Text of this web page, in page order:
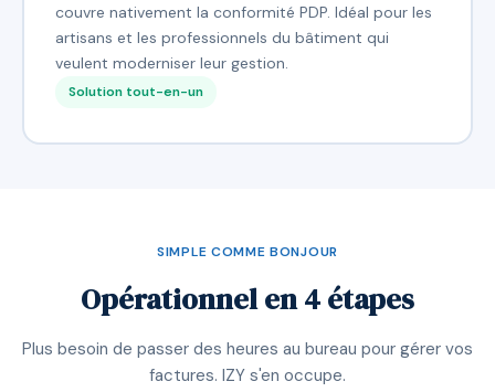
couvre nativement la conformité PDP. Idéal pour les
artisans et les professionnels du bâtiment qui
veulent moderniser leur gestion.
Solution tout-en-un
SIMPLE COMME BONJOUR
Opérationnel en 4 étapes
Plus besoin de passer des heures au bureau pour gérer vos
factures. IZY s'en occupe.